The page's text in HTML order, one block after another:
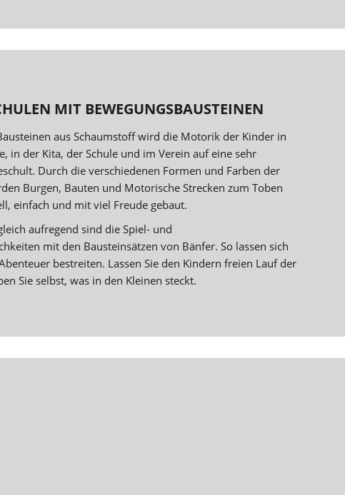
MIT BEWEGUNGSBAUSTEINEN
aus Schaumstoff wird die Motorik der Kinder in
in der Kita, der Schule und im Verein auf eine sehr
Durch die verschiedenen Formen und Farben der
Burgen, Bauten und Motorische Strecken zum Toben
einfach und mit viel Freude gebaut.
aufregend sind die Spiel- und
mit den Bausteinsätzen von Bänfer. So lassen sich
bestreiten. Lassen Sie den Kindern freien Lauf der
Sie selbst, was in den Kleinen steckt.